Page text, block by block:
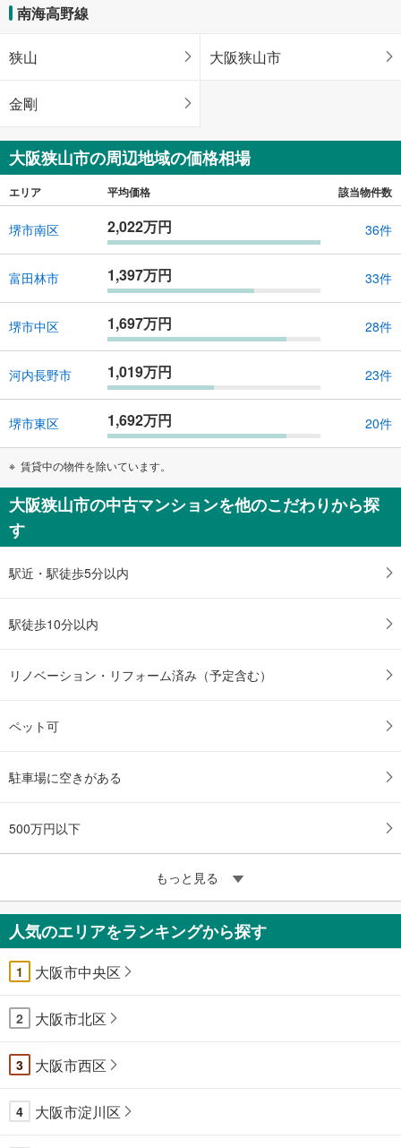
南海高野線
狭山 大阪狭山市
金剛
大阪狭山市の周辺地域の価格相場
エリア 平均価格 該当物件数
堺市南区 2,022万円 36件
富田林市 1,397万円 33件
堺市中区 1,697万円 28件
河内長野市 1,019万円 23件
堺市東区 1,692万円 20件
賃貸中の物件を除いています。
大阪狭山市の中古マンションを他のこだわりから探
す
駅近・駅徒歩5分以内
駅徒歩10分以内
リノベーション・リフォーム済み（予定含む）
ペット可
駐車場に空きがある
500万円以下
もっと見る
人気のエリアをランキングから探す
1 大阪市中央区
2 大阪市北区
3 大阪市西区
4 大阪市淀川区